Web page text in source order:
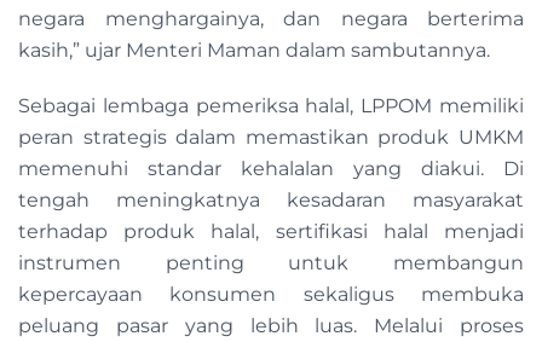
negara menghargainya, dan negara berterima
kasih,” ujar Menteri Maman dalam sambutannya.
Sebagai lembaga pemeriksa halal, LPPOM memiliki
peran strategis dalam memastikan produk UMKM
memenuhi standar kehalalan yang diakui. Di
tengah meningkatnya kesadaran masyarakat
terhadap produk halal, sertifikasi halal menjadi
instrumen penting untuk membangun
kepercayaan konsumen sekaligus membuka
peluang pasar yang lebih luas. Melalui proses